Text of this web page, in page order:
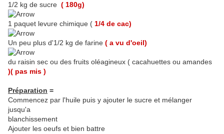
1/2 kg de sucre ( 180g)
1 paquet levure chimique ( 1/4 de cac)
Un peu plus d'1/2 kg de farine ( a vu d'oeil)
du raisin sec ou des fruits oléagineux ( cacahuettes ou amandes
)( pas mis )
Préparation =
Commencez par l'huile puis y ajouter le sucre et mélanger
jusqu'a
blanchissement
Ajouter les oeufs et bien battre